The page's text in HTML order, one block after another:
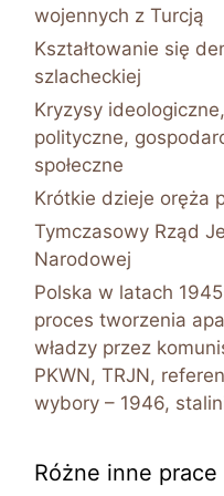
wojennych z Turcją
Kształtowanie się
szlacheckiej
Kryzysy ideologiczne,
polityczne,
społeczne
Krótkie dzieje oręża
Tymczasowy Rząd
Narodowej
Polska w latach
proces tworzenia
władzy przez
PKWN, TRJN,
wybory – 1946,
Różne inne prace